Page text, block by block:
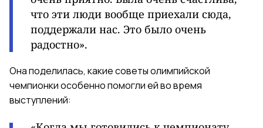
что эти люди вообще приехали сюда,
поддержали нас. Это было очень
радостно».
Она поделилась, какие советы олимпийской
чемпионки особенно помогли ей во время
выступлений: